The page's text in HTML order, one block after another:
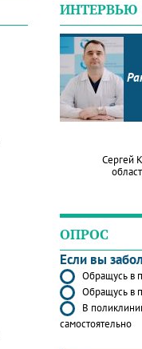
ИНТЕРВЬЮ
Сергей
ОПРОС
Если вы
Обращусь в
Обращусь в
В
самостоятельно